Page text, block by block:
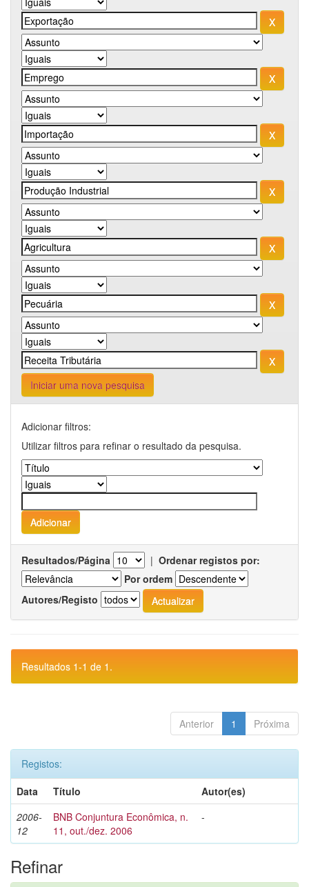
Iniciar uma nova pesquisa
Adicionar filtros:
Utilizar filtros para refinar o resultado da pesquisa.
Resultados/Página | Ordenar registos por:
Por ordem
Autores/Registo
Resultados 1-1 de 1.
Anterior 1 Próxima
Registos:
Data
Título
Autor(es)
2006-
12
BNB Conjuntura Econômica, n.
11, out./dez. 2006
-
Refinar